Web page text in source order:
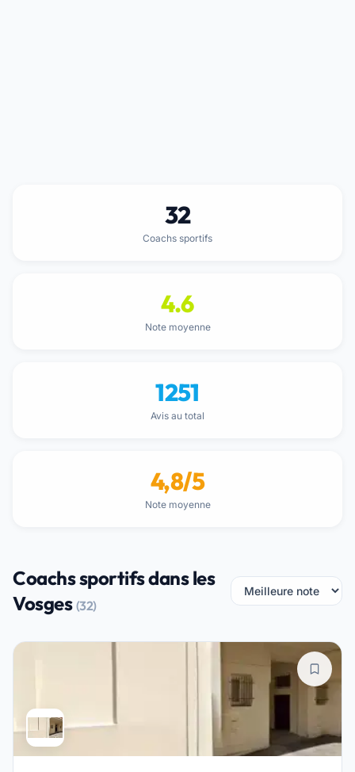
32
Coachs sportifs
4.6
Note moyenne
1251
Avis au total
4,8/5
Note moyenne
Coachs sportifs dans les
Vosges (32)